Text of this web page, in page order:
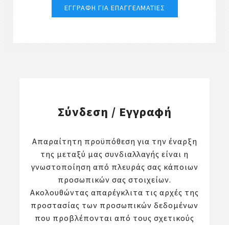
Σύνδεση / Εγγραφή
Απαραίτητη προϋπόθεση για την έναρξη
της μεταξύ μας συνδιαλλαγής είναι η
γνωστοποίηση από πλευράς σας κάποιων
προσωπικών σας στοιχείων.
Ακολουθώντας απαρέγκλιτα τις αρχές της
προστασίας των προσωπικών δεδομένων
που προβλέπονται από τους σχετικούς